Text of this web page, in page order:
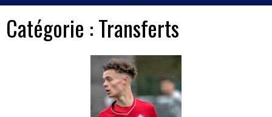
Catégorie :Transferts